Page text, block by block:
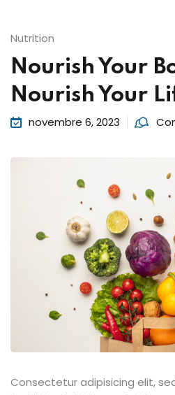
Nutrition
Nourish Your
Nourish Your
novembre 6, 2023
Consectetur adipisicing elit,